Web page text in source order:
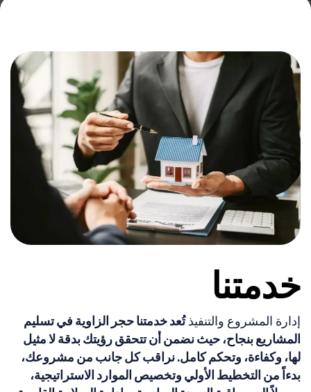
خدمتنا
إدارة المشروع والتنفيذتُعد خدمتنا حجر الزاوية في تسليم
المشاريع بنجاح، حيث نضمن أن تتحقق رؤيتك بدقة لا مثيل
لها، وكفاءة، وتحكم كامل. نراقب كل جانب من مشروعك،
بدءاً من التخطيط الأولي وتخصيص الموارد الاستراتيجية،